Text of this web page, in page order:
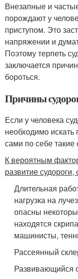
Внезапные и
порождают у
приступом. Это
напряжении и
Поэтому терпеть
заключается
бороться.
Причины
Если у человека
необходимо
сами по себе
К вероятным
развитие судороги,
Длительная
нагрузка на
опасны
находятся
машинисты,
Рассеянный
Развивающийся